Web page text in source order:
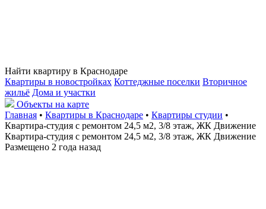
Найти квартиру в Краснодаре
Квартиры в новостройках Коттеджные поселки Вторичное
жильё Дома и участки
Объекты на карте
Главная • Квартиры в Краснодаре • Квартиры студии •
Квартира-студия с ремонтом 24,5 м2, 3/8 этаж, ЖК Движение
Квартира-студия с ремонтом 24,5 м2, 3/8 этаж, ЖК Движение
Размещено 2 года назад